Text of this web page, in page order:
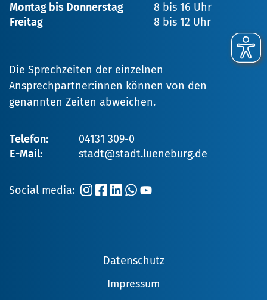
Montag bis Donnerstag
8 bis 16 Uhr
Freitag
8 bis 12 Uhr
Die Sprechzeiten der einzelnen
Ansprechpartner:innen können von den
genannten Zeiten abweichen.
Telefon:
04131 309-0
E-Mail:
stadt@stadt.lueneburg.de
Social media:
Datenschutz
Impressum